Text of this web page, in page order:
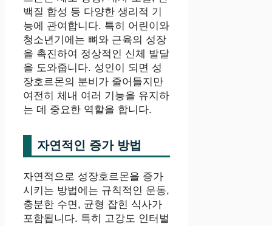
백질 합성 등 다양한 생리적 기
능에 관여합니다. 특히 어린이와
청소년기에는 뼈와 근육의 성장
을 촉진하여 정상적인 신체 발달
을 도와줍니다. 성인이 되면 성
장호르몬의 분비가 줄어들지만
여전히 체내 여러 기능을 유지하
는 데 중요한 역할을 합니다.
자연적인 증가 방법
자연적으로 성장호르몬을 증가
시키는 방법에는 규칙적인 운동,
충분한 수면, 균형 잡힌 식사가
포함됩니다. 특히 고강도 인터벌